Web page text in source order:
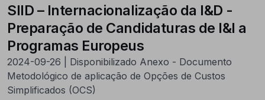
SIID – Internacionalização da I&D -
Preparação de Candidaturas de I&I a
Programas Europeus
2024-09-26 | Disponibilizado Anexo - Documento
Metodológico de aplicação de Opções de Custos
Simplificados (OCS)